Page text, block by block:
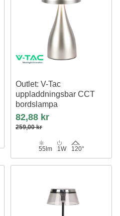
Outlet: V-Tac
uppladdningsbar CCT
bordslampa
Champagne/guld, IP20, touch
dimbar, modell mini
82,88 kr
259,00 kr
55lm 1W 120°